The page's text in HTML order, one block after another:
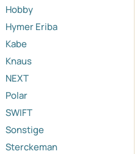
Hobby
Hymer Eriba
Kabe
Knaus
NEXT
Polar
SWIFT
Sonstige
Sterckeman